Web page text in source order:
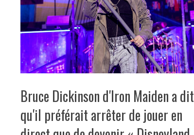
Bruce Dickinson d'Iron Maiden a dit
qu'il préférait arrêter de jouer en